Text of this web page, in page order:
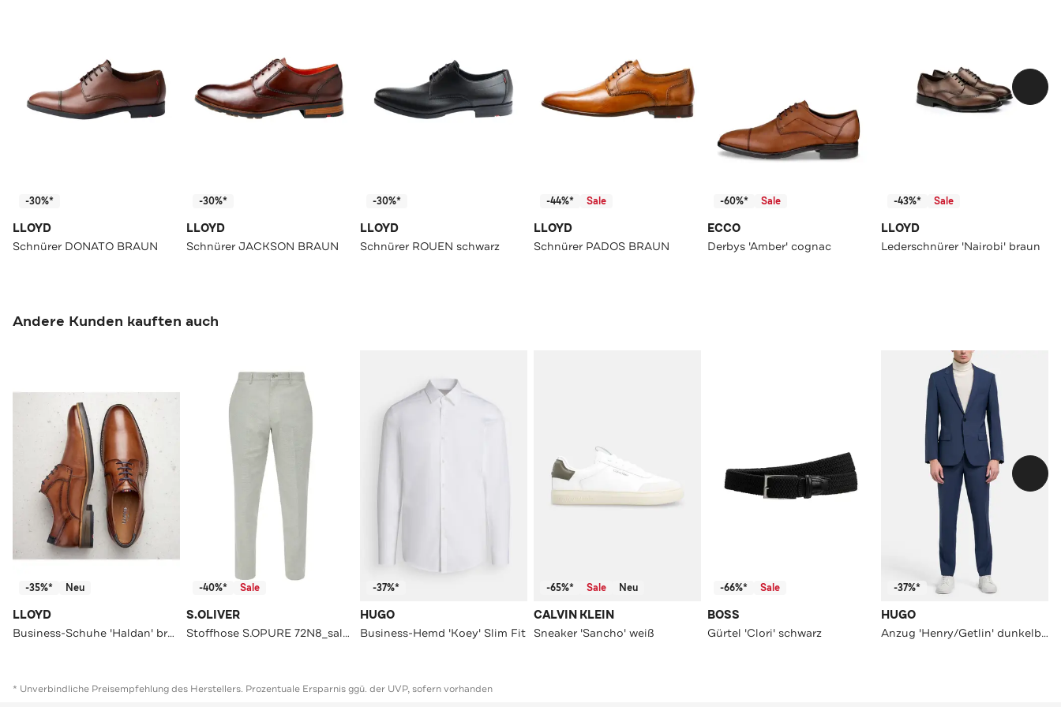
-30%*
LLOYD
Schnürer DONATO BRAUN
-30%*
LLOYD
Schnürer JACKSON BRAUN
-30%*
LLOYD
Schnürer ROUEN schwarz
-44%* Sale
LLOYD
Schnürer PADOS BRAUN
-60%* Sale
ECCO
Derbys 'Amber' cognac
-43%* Sale
LLOYD
Lederschnürer 'Nairobi' braun
Andere Kunden kauften auch
-35%* Neu
LLOYD
Business-Schuhe 'Haldan' braun
-40%* Sale
S.OLIVER
Stoffhose S.OPURE 72N8_salbeigrün Tapered
-37%*
HUGO
Business-Hemd 'Koey' Slim Fit
-65%* Sale Neu
CALVIN KLEIN
Sneaker 'Sancho' weiß
-66%* Sale
BOSS
Gürtel 'Clori' schwarz
-37%*
HUGO
Anzug 'Henry/Getlin' dunkelblau
* Unverbindliche Preisempfehlung des Herstellers. Prozentuale Ersparnis ggü. der UVP, sofern vorhanden